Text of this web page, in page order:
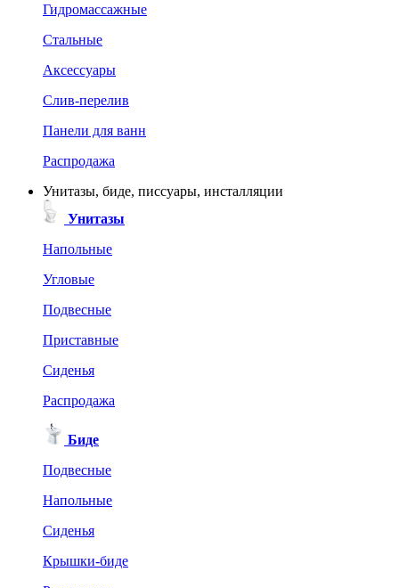
Гидромассажные
Стальные
Аксессуары
Слив-перелив
Панели для ванн
Распродажа
Унитазы, биде, писсуары, инсталляции
Унитазы
Напольные
Угловые
Подвесные
Приставные
Сиденья
Распродажа
Биде
Подвесные
Напольные
Сиденья
Крышки-биде